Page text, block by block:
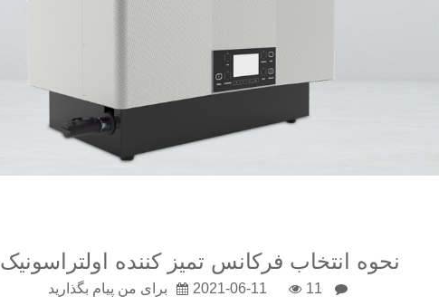
نحوه انتخاب فرکانس تمیز کننده اولتراسونیک
2021-06-11 11 برای من پیام بگذارید